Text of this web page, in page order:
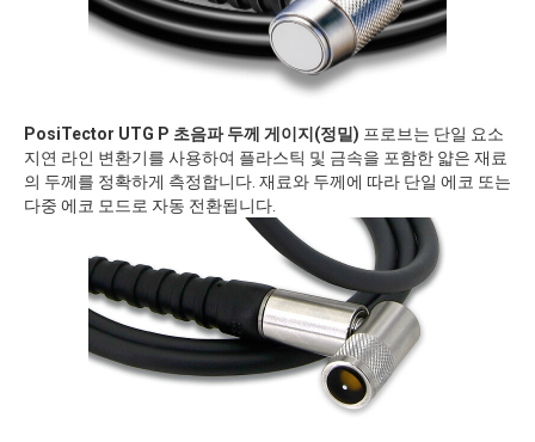
PosiTector UTG P 초음파 두께 게이지(정밀) 프로브는 단일 요소
지연 라인 변환기를 사용하여 플라스틱 및 금속을 포함한 얇은 재료
의 두께를 정확하게 측정합니다. 재료와 두께에 따라 단일 에코 또는
다중 에코 모드로 자동 전환됩니다.